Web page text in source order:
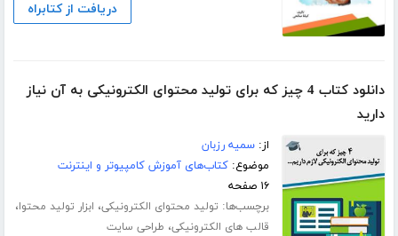
دریافت از کتابراه
دانلود کتاب 4 چیز که برای تولید محتوای الکترونیکی به آن نیاز
دارید
از:سمیه رزبان
موضوع:کتاب‌های آموزش کامپیوتر و اینترنت
۱۶ صفحه
برچسب‌ها: تولید محتوای الکترونیکی، ابزار تولید محتوا،
قالب های الکترونیکی، طراحی سایت